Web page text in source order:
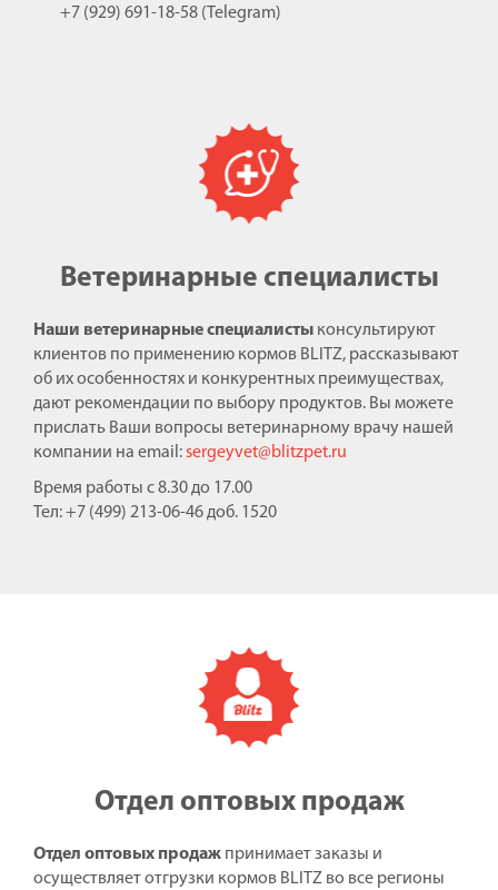
+7 (929) 691-18-58 (Telegram)
Ветеринарные специалисты
Наши ветеринарные специалисты консультируют
клиентов по применению кормов BLITZ, рассказывают
об их особенностях и конкурентных преимуществах,
дают рекомендации по выбору продуктов. Вы можете
прислать Ваши вопросы ветеринарному врачу нашей
компании на email:sergeyvet@blitzpet.ru
Время работы с 8.30 до 17.00
Тел: +7 (499) 213-06-46 доб. 1520
Отдел оптовых продаж
Отдел оптовых продаж принимает заказы и
осуществляет отгрузки кормов BLITZ во все регионы